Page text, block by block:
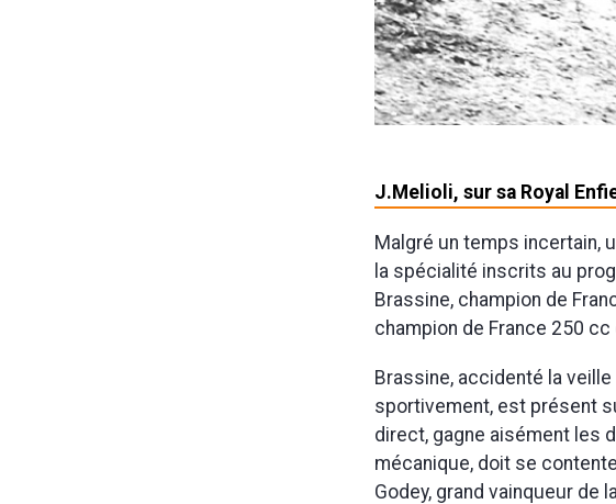
J.Melioli, sur sa Royal
Malgré un temps incertain,
la spécialité inscrits au
Brassine, champion de
champion de France 250
Brassine, accidenté la
sportivement, est présent
direct, gagne aisément les
mécanique, doit se
Godey, grand vainqueur